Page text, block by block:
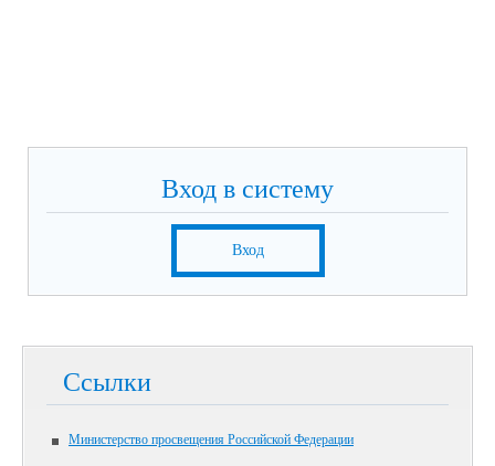
Вход в систему
Вход
Ссылки
Министерство просвещения Российской Федерации